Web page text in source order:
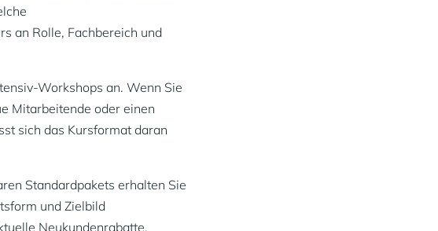
an Rolle, Fachbereich und
Workshops an. Wenn Sie
Mitarbeitende oder einen
sich das Kursformat daran
Standardpakets erhalten Sie
und Zielbild
Neukundenrabatte.